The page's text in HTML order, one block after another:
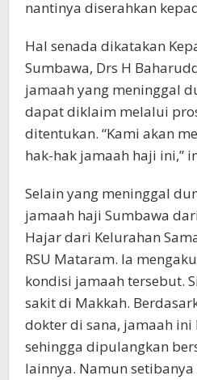
nantinya diserahkan
Hal senada dikatakan
Sumbawa, Drs H
jamaah yang meninggal
dapat diklaim melalui
ditentukan. “Kami akan
hak-hak jamaah haji ini,”
Selain yang meninggal
jamaah haji Sumbawa
Hajar dari Kelurahan
RSU Mataram. Ia
kondisi jamaah tersebut.
sakit di Makkah.
dokter di sana, jamaah
sehingga dipulangkan
lainnya. Namun